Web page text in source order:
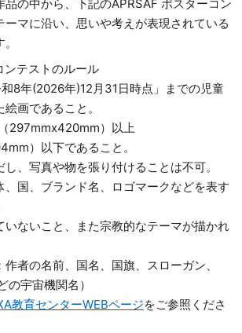
品の中から、下記のAPRSAF ポスターコン
ーマに沿い、思いや考えが表現されている
ンテストのルール
8年(2026年)12月31日時点」までの児童
画であること。
297mmx420mm）以上
）以下であること。
、写真や物を張り付けることは不可。
、国、ブランド名、ロゴマークなどを表す
いないこと、また宗教的なテーマが描かれ
作者の名前、国名、国旗、スローガン、
の宇宙機関名）
教育センターWEBページをご参照くださ